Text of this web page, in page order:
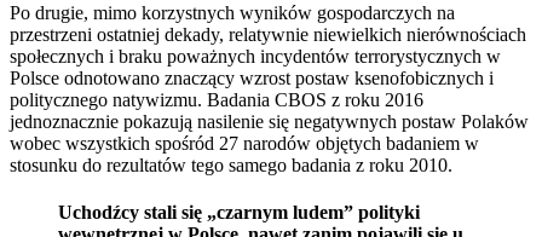
Po drugie, mimo korzystnych wyników gospodarczych na
przestrzeni ostatniej dekady, relatywnie niewielkich nierównościach
społecznych i braku poważnych incydentów terrorystycznych w
Polsce odnotowano znaczący wzrost postaw ksenofobicznych i
politycznego natywizmu. Badania CBOS z roku 2016
jednoznacznie pokazują nasilenie się negatywnych postaw Polaków
wobec wszystkich spośród 27 narodów objętych badaniem w
stosunku do rezultatów tego samego badania z roku 2010.
Uchodźcy stali się „czarnym ludem” polityki